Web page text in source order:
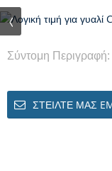
Σύντομη Περιγραφή:
ΣΤΕΊΛΤΕ ΜΑΣ